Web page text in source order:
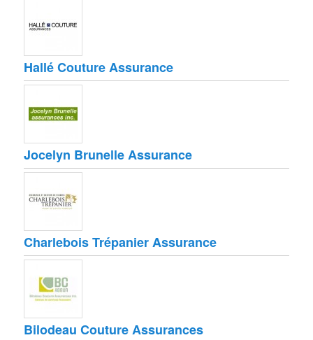
Hallé Couture Assurance
Jocelyn Brunelle Assurance
Charlebois Trépanier Assurance
Bilodeau Couture Assurances